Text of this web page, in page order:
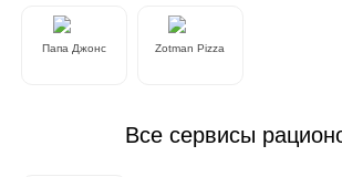
Папа Джонс Zotman Pizza
Все сервисы